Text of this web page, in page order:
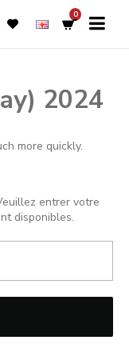
0
2024
more quickly.
entrer votre
disponibles.